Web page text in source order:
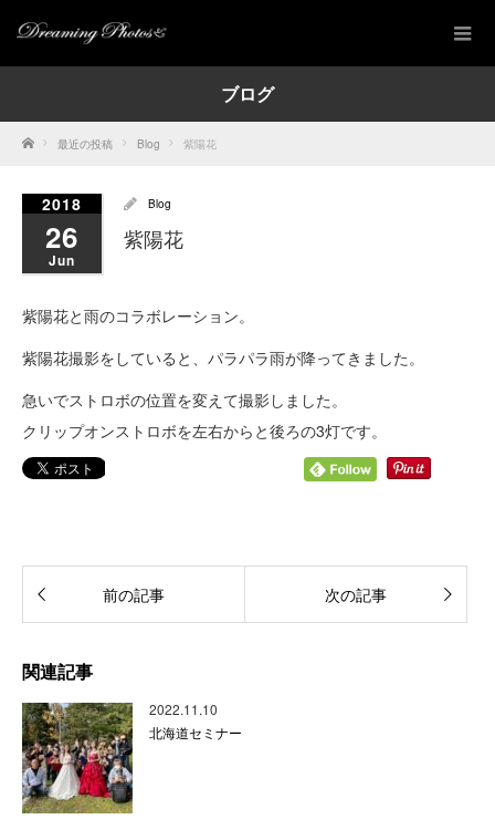
ブログ
Home 最近の投稿 Blog 紫陽花
2018
26
Jun
Blog
紫陽花
紫陽花と雨のコラボレーション。
紫陽花撮影をしていると、パラパラ雨が降ってきました。
急いでストロボの位置を変えて撮影しました。
クリップオンストロボを左右からと後ろの3灯です。
前の記事 次の記事
関連記事
2022.11.10
北海道セミナー